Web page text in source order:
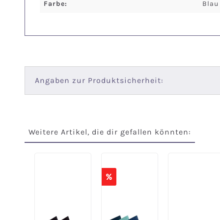
Farbe: Blau
Angaben zur Produktsicherheit:
Weitere Artikel, die dir gefallen könnten:
%